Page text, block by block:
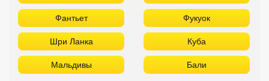
Фантьет Фукуок
Шри Ланка Куба
Мальдивы Бали